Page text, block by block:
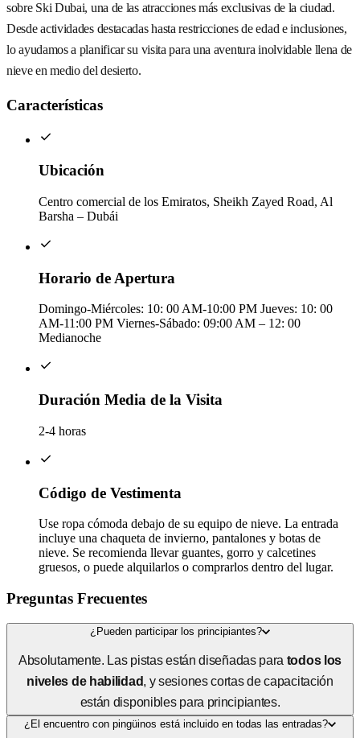
sobre Ski Dubai, una de las atracciones más exclusivas de la ciudad.
Desde actividades destacadas hasta restricciones de edad e inclusiones,
lo ayudamos a planificar su visita para una aventura inolvidable llena de
nieve en medio del desierto.
Características
Ubicación
Centro comercial de los Emiratos, Sheikh Zayed Road, Al
Barsha – Dubái
Horario de Apertura
Domingo-Miércoles: 10: 00 AM-10:00 PM Jueves: 10: 00
AM-11:00 PM Viernes-Sábado: 09:00 AM – 12: 00
Medianoche
Duración Media de la Visita
2-4 horas
Código de Vestimenta
Use ropa cómoda debajo de su equipo de nieve. La entrada
incluye una chaqueta de invierno, pantalones y botas de
nieve. Se recomienda llevar guantes, gorro y calcetines
gruesos, o puede alquilarlos o comprarlos dentro del lugar.
Preguntas Frecuentes
¿Pueden participar los principiantes?
Absolutamente. Las pistas están diseñadas para todos los
niveles de habilidad, y sesiones cortas de capacitación
están disponibles para principiantes.
¿El encuentro con pingüinos está incluido en todas las entradas?